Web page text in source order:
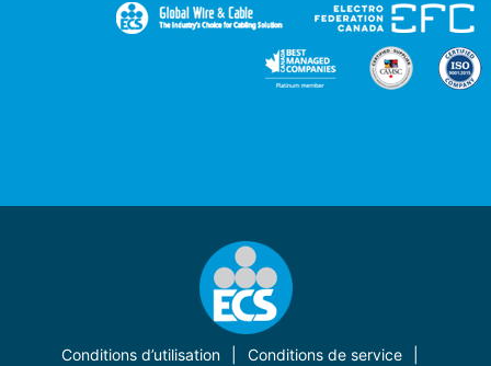
Conditions d’utilisation
Conditions de service